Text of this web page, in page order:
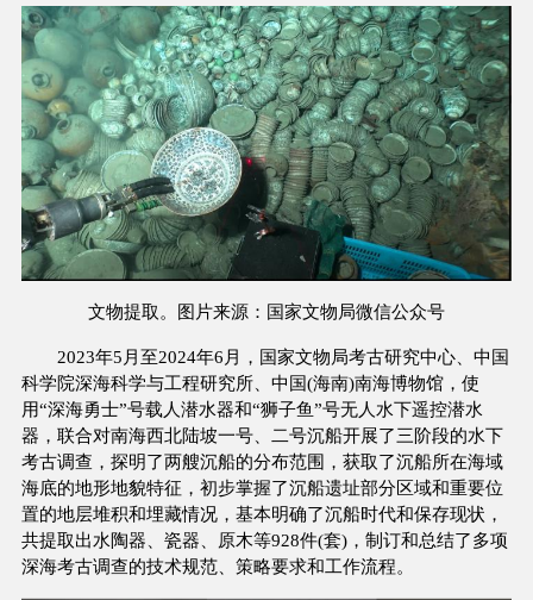
文物提取。 图片来源：国家文物局微信公众号
2023年5月至2024年6月，国家文物局考古研究中心、中国
科学院深海科学与工程研究所、中国(海南)南海博物馆，使
用“深海勇士”号载人潜水器和“狮子鱼”号无人水下遥控潜水
器，联合对南海西北陆坡一号、二号沉船开展了三阶段的水下
考古调查，探明了两艘沉船的分布范围，获取了沉船所在海域
海底的地形地貌特征，初步掌握了沉船遗址部分区域和重要位
置的地层堆积和埋藏情况，基本明确了沉船时代和保存现状，
共提取出水陶器、瓷器、原木等928件(套)，制订和总结了多项
深海考古调查的技术规范、策略要求和工作流程。